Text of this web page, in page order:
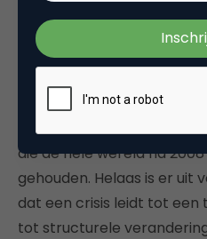
nadelen en
economische en
is nog eens versterkt door
die de hele wereld na
gehouden. Helaas is er uit
dat een crisis leidt tot een
tot structurele